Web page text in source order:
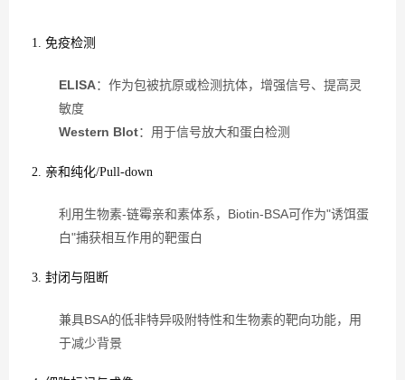
1. 免疫检测
ELISA：作为包被抗原或检测抗体，增强信号、提高灵
敏度
Western Blot：用于信号放大和蛋白检测
2. 亲和纯化/Pull-down
利用生物素-链霉亲和素体系，Biotin-BSA可作为"诱饵蛋
白"捕获相互作用的靶蛋白
3. 封闭与阻断
兼具BSA的低非特异吸附特性和生物素的靶向功能，用
于减少背景